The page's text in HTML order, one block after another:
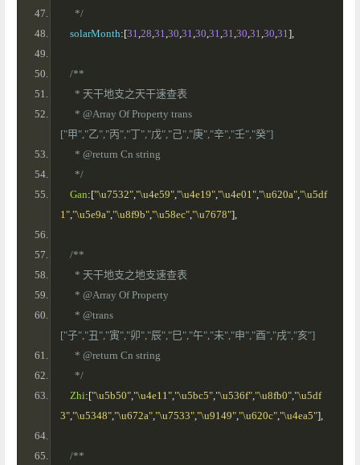
      */
    solarMonth
:[31,28,31,30,31,30,31,31,30,31,30,31],
/**
      * 天干地支之天干速查表
["甲","乙","丙","丁","戊","己","庚","辛","壬","癸"]
      * @return Cn string
      */
Gan:["\u7532","\u4e59","\u4e19","\u4e01","\u620a","\u5df
1","\u5e9a","\u8f9b","\u58ec","\u7678"],
/**
      * 天干地支之地支速查表
      * @Array Of Property
["子","丑","寅","卯","辰","巳","午","未","申","酉","戌","亥"]
      * @return Cn string
      */
Zhi:["\u5b50","\u4e11","\u5bc5","\u536f","\u8fb0","\u5df
3","\u5348","\u672a","\u7533","\u9149","\u620c","\u4ea5"],
/**